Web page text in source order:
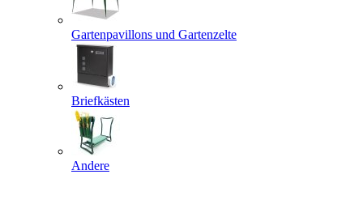
Gartenpavillons und Gartenzelte
Briefkästen
Andere